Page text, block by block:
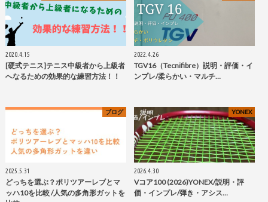
2020.4.15
[硬式テニス]テニス中級者から上級者
へなるための効果的な練習方法！！
2022.4.26
TGV16（Tecnifibre）説明・評価・イ
ンプレ/柔らかい・マルチ…
ブログ
2025.5.31
どっちを選ぶ？ポリツアーレブとマ
ッハ10を比較 /人気の多角形ガットを
YONEX
2026.4.30
Vコア100 (2026)YONEX/説明・評
価・インプレ/弾き・アシス…